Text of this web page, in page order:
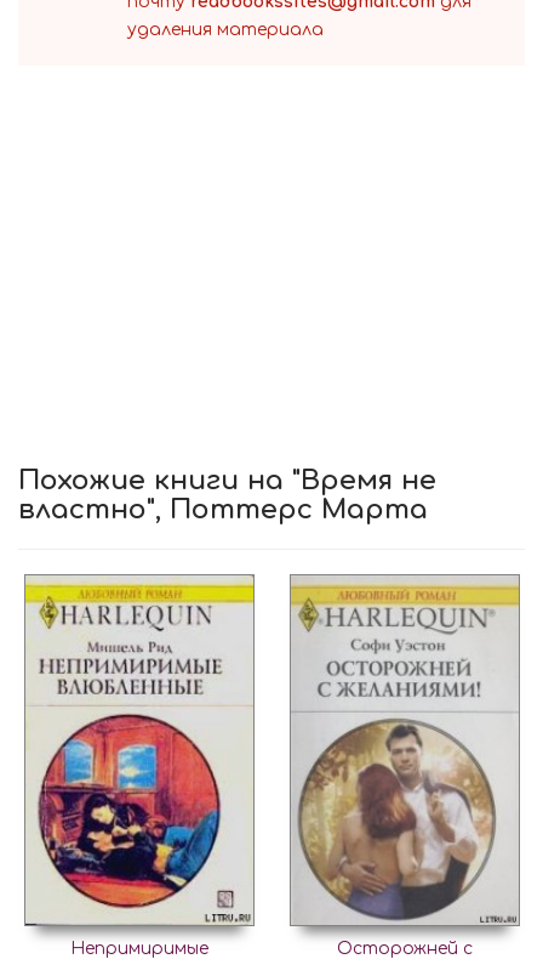
удаления материала
Похожие книги на "Время не
властно", Поттерс Марта
Непримиримые
Осторожней с